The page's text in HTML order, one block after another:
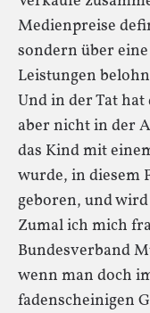
Medienpreise
sondern über
Leistungen
Und in der Tat
aber nicht in der
das Kind mit
wurde, in diesem
geboren, und
Zumal ich mich
Bundesverband
wenn man doch
fadenscheinigen